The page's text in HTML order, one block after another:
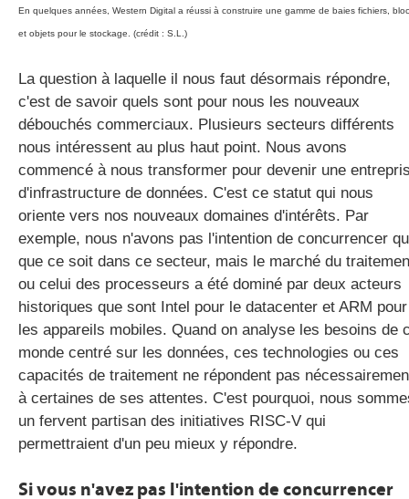
En quelques années, Western Digital a réussi à construire une gamme de baies fichiers,
et objets pour le stockage. (crédit : S.L.)
La question à laquelle il nous faut désormais répondre,
c'est de savoir quels sont pour nous les nouveaux
débouchés commerciaux. Plusieurs secteurs différents
nous intéressent au plus haut point. Nous avons
commencé à nous transformer pour devenir une
d'infrastructure de données. C'est ce statut qui nous
oriente vers nos nouveaux domaines d'intérêts. Par
exemple, nous n'avons pas l'intention de concurrencer
que ce soit dans ce secteur, mais le marché du
ou celui des processeurs a été dominé par deux acteurs
historiques que sont Intel pour le datacenter et ARM pour
les appareils mobiles. Quand on analyse les besoins de
monde centré sur les données, ces technologies ou ces
capacités de traitement ne répondent pas
à certaines de ses attentes. C'est pourquoi, nous
un fervent partisan des initiatives RISC-V qui
permettraient d'un peu mieux y répondre.
Si vous n'avez pas l'intention de concurrencer